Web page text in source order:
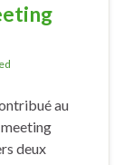
au
deux